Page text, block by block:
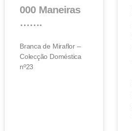
000 Maneiras
…….
Branca de Miraflor –
Colecção Doméstica
nº23